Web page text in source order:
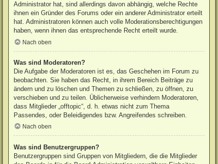
Administrator hat, sind allerdings davon abhängig, welche Rechte
ihnen ein Gründer des Forums oder ein anderer Administrator erteilt
hat. Administratoren können auch volle Moderationsberechtigungen
haben, wenn ihnen das entsprechende Recht erteilt wurde.
Nach oben
Was sind Moderatoren?
Die Aufgabe der Moderatoren ist es, das Geschehen im Forum zu
beobachten. Sie haben das Recht, in ihrem Bereich Beiträge zu
ändern und zu löschen und Themen zu schließen, zu öffnen, zu
verschieben und zu teilen. Üblicherweise verhindern Moderatoren,
dass Mitglieder „offtopic“, d. h. etwas nicht zum Thema
Passendes, oder Beleidigendes bzw. Angreifendes schreiben.
Nach oben
Was sind Benutzergruppen?
Benutzergruppen sind Gruppen von Mitgliedern, die die Mitglieder